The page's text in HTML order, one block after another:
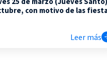
con motivo de las
Leer más